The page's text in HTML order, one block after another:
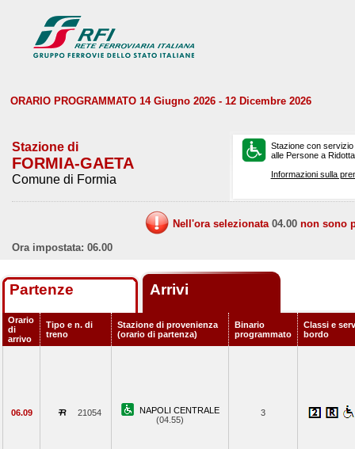
ORARIO PROGRAMMATO 14 Giugno 2026 - 12 Dicembre 2026
Stazione di
FORMIA-GAETA
Comune di Formia
Stazione con
alle Persone a
Informazioni sulla
Nell'ora selezionata 04.00 non sono
Ora impostata: 06.00
Partenze Arrivi
Orario
di
arrivo
Tipo e n. di
treno
Stazione di provenienza
(orario di partenza)
Binario
programmato
Classi e
bordo
06.09 21054
NAPOLI CENTRALE
(04.55)
3